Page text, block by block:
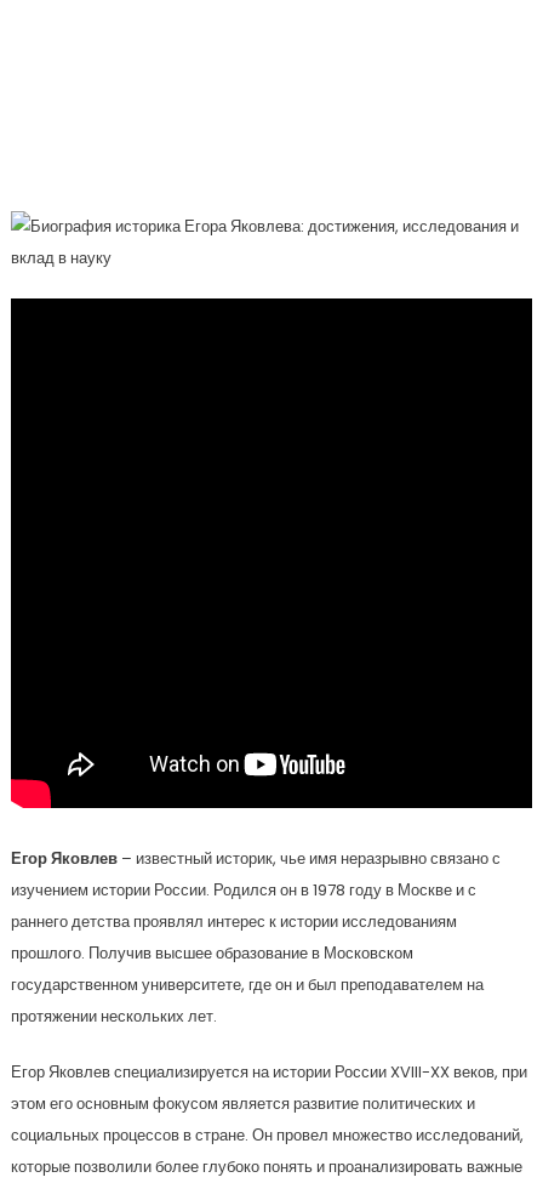
Егор Яковлев– известный историк, чье имя неразрывно связано с
изучением истории России. Родился он в 1978 году в Москве и с
раннего детства проявлял интерес к истории исследованиям
прошлого. Получив высшее образование в Московском
государственном университете, где он и был преподавателем на
протяжении нескольких лет.
Егор Яковлев специализируется на истории России XVIII-XX веков, при
этом его основным фокусом является развитие политических и
социальных процессов в стране. Он провел множество исследований,
которые позволили более глубоко понять и проанализировать важные